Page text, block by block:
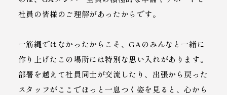
社員の皆様のご理解があったからです。
一筋縄ではなかったからこそ、GAのみんなと一緒に
作り上げたこの場所には特別な思い入れがあります。
部署を越えて社員同士が交流したり、出張から戻った
スタッフがここでほっと一息つく姿を見ると、心から